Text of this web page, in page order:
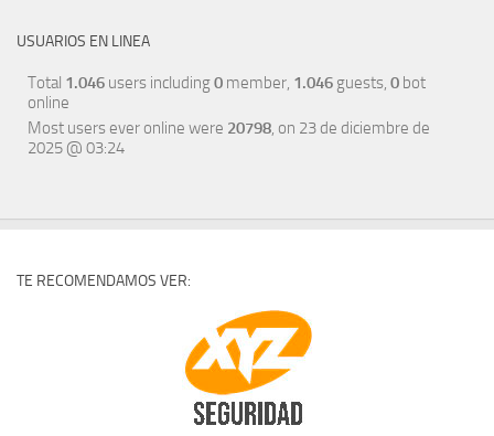
USUARIOS EN LINEA
Total 1.046 users including0 member, 1.046 guests, 0 bot
online
Most users ever online were 20798, on 23 de diciembre de
2025 @ 03:24
TE RECOMENDAMOS VER: